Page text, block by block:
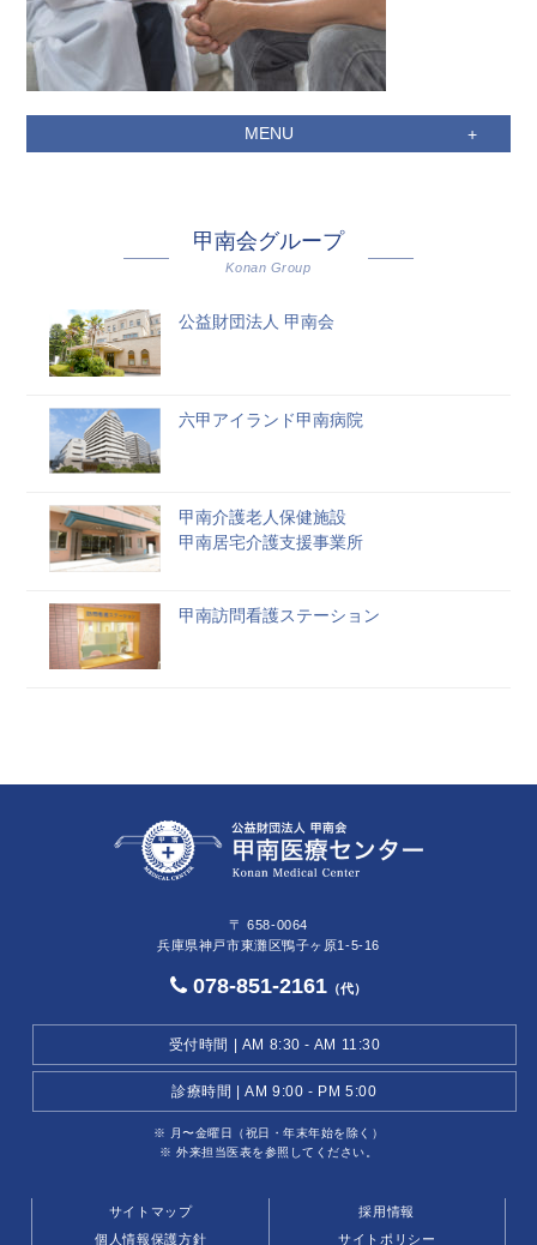
MENU
甲南会グループ
Konan Group
公益財団法人 甲南会
六甲アイランド甲南病院
甲南介護老人保健施設
甲南居宅介護支援事業所
甲南訪問看護ステーション
〒 658-0064
兵庫県神戸市東灘区鴨子ヶ原1-5-16
078-851-2161 （代）
受付時間 | AM 8:30 - AM 11:30
診療時間 | AM 9:00 - PM 5:00
※ 月〜金曜日（祝日・年末年始を除く）
※ 外来担当医表を参照してください。
サイトマップ
採用情報
個人情報保護方針
サイトポリシー